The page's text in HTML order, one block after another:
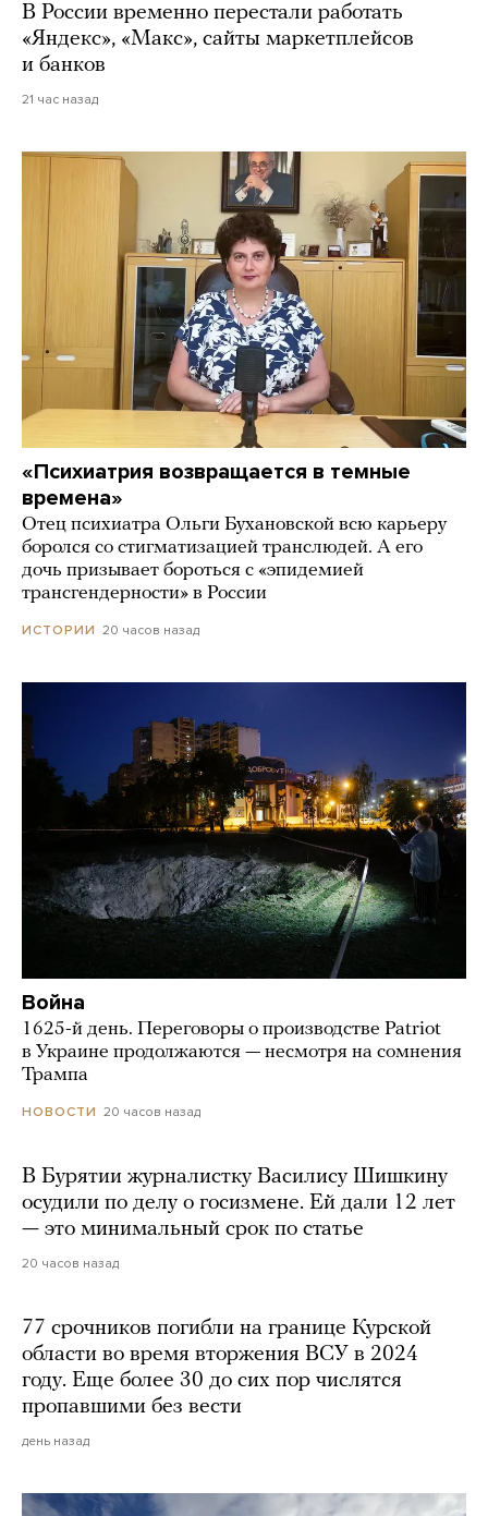
В России временно перестали работать
«Яндекс», «Макс», сайты маркетплейсов
и банков
21 час назад
«Психиатрия возвращается в темные
времена»
Отец психиатра Ольги Бухановской всю карьеру
боролся со стигматизацией транслюдей. А его
дочь призывает бороться с «эпидемией
трансгендерности» в России
ИСТОРИИ 20 часов назад
Война
1625-й день. Переговоры о производстве Patriot
в Украине продолжаются — несмотря на сомнения
Трампа
НОВОСТИ 20 часов назад
В Бурятии журналистку Василису Шишкину
осудили по делу о госизмене. Ей дали 12 лет
— это минимальный срок по статье
20 часов назад
77 срочников погибли на границе Курской
области во время вторжения ВСУ в 2024
году. Еще более 30 до сих пор числятся
пропавшими без вести
день назад